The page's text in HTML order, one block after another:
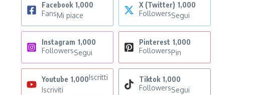
Facebook 1,000
FansMi piace
X (Twitter) 1,000
FollowersSegui
Instagram 1,000
FollowersSegui
Pinterest 1,000
FollowersPin
Youtube 1,000Iscritti
Iscriviti
Tiktok 1,000
FollowersSegui